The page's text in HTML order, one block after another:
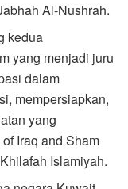
Al-Nushrah.
kedua
yang menjadi juru
dalam
mempersiapkan,
yang
Iraq and Sham
Islamiyah.